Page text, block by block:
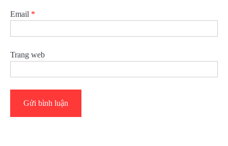
Email *
Trang web